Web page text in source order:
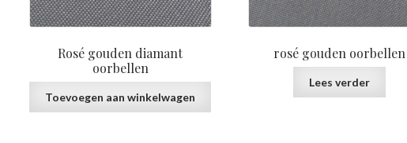
Rosé gouden diamant
oorbellen
Toevoegen aan winkelwagen
rosé gouden oorbellen
Lees verder